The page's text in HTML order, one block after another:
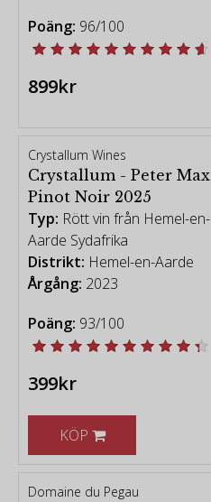
Poäng: 96/100
899kr
Crystallum Wines
Crystallum - Peter Max
Pinot Noir 2025
Typ: Rött vin från Hemel-en-
Aarde Sydafrika
Distrikt: Hemel-en-Aarde
Årgång: 2023
Poäng: 93/100
399kr
KÖP
Domaine du Pegau